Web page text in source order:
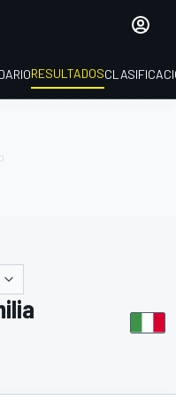
RESULTADOS